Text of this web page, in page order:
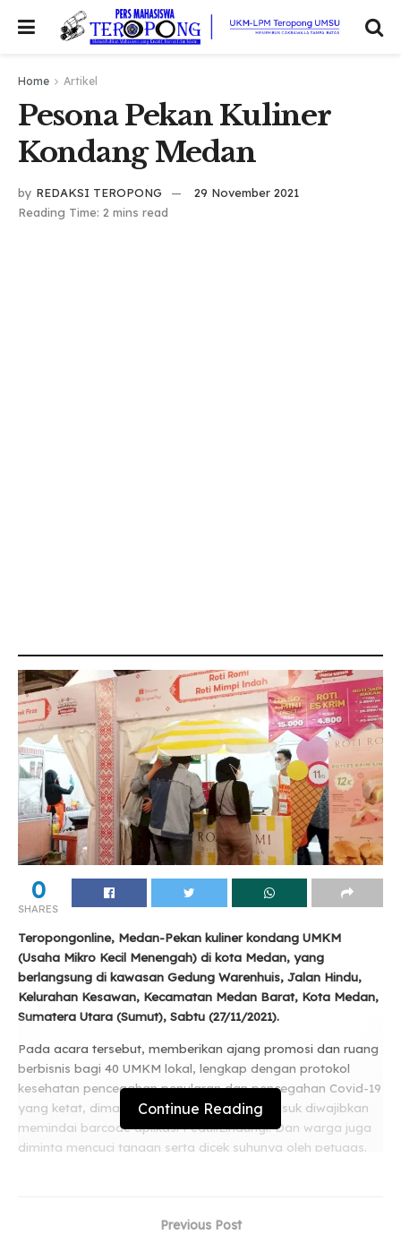
Home Artikel
Pesona Pekan Kuliner
Kondang Medan
by REDAKSI TEROPONG
29 November 2021
Reading Time: 2 mins read
0
SHARES
Teropongonline, Medan-Pekan kuliner kondang UMKM
(Usaha Mikro Kecil Menengah) di kota Medan, yang
berlangsung di kawasan Gedung Warenhuis, Jalan Hindu,
Kelurahan Kesawan, Kecamatan Medan Barat, Kota Medan,
Sumatera Utara (Sumut), Sabtu (27/11/2021).
Pada acara tersebut, memberikan ajang promosi dan ruang
berbisnis bagi 40 UMKM lokal, lengkap dengan protokol
kesehatan pencegahan penularan dan pencegahan Covid-19
yang ketat, dimana warga yang hendak masuk diwajibkan
memindai barcode aplikasi PeduliLindungi. Dan warga juga
diminta mencuci tangan serta dicek suhunya oleh petugas.
Revisi UU Pemilu Masuk Tahap Pembahasan,
Continue Reading
Previous Post